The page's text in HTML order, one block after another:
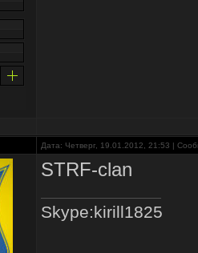
Дата: Четверг, 19.01.2012, 21:53 |
STRF-clan
Skype:kirill1825